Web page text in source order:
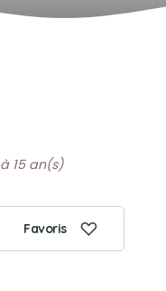
à 15 an(s)
Favoris